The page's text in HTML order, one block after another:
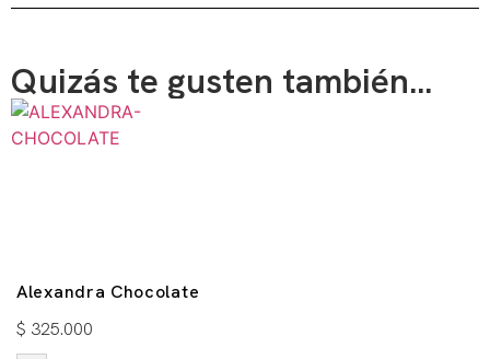
Quizás te gusten también...
Alexandra Chocolate
$ 325.000